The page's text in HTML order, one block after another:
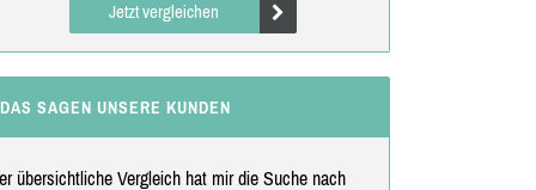
Jetzt vergleichen
DAS SAGEN UNSERE KUNDEN
übersichtliche Vergleich hat mir die Suche nach